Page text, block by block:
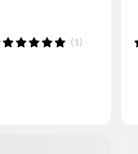
(1)